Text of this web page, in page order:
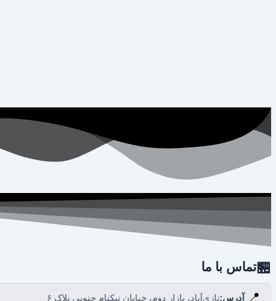
🏪تماس با ما
📍 آدرس:نازی‌آباد، بازار دوم، خیابان نیکنام جنوبی پلاک ۶